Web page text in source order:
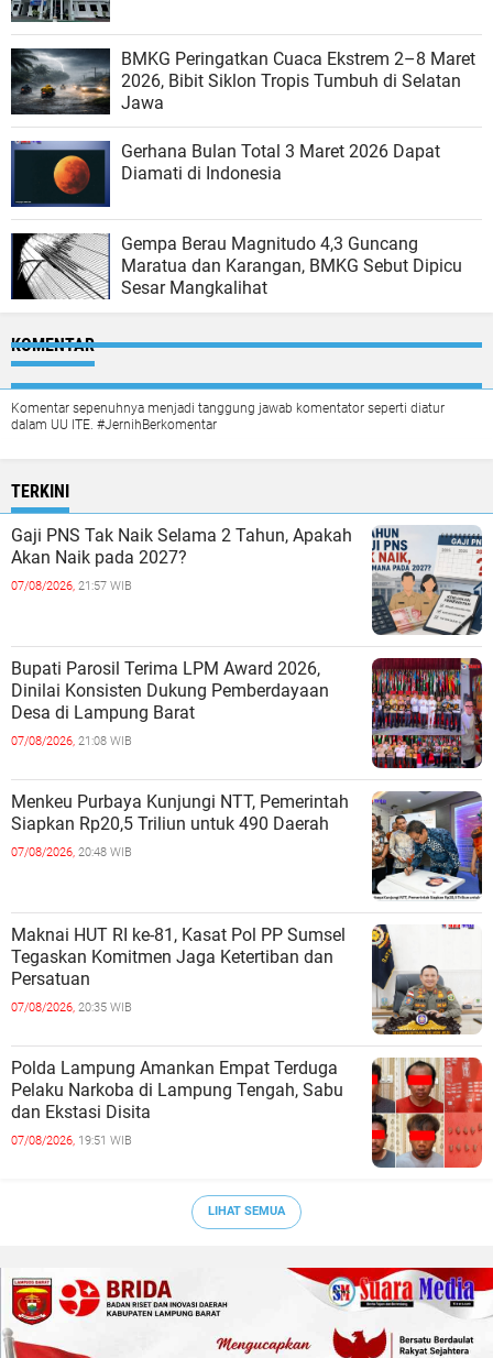
BMKG Peringatkan Cuaca Ekstrem 2–8 Maret
2026, Bibit Siklon Tropis Tumbuh di Selatan
Jawa
Gerhana Bulan Total 3 Maret 2026 Dapat
Diamati di Indonesia
Gempa Berau Magnitudo 4,3 Guncang
Maratua dan Karangan, BMKG Sebut Dipicu
Sesar Mangkalihat
KOMENTAR
Komentar sepenuhnya menjadi tanggung jawab komentator seperti diatur
dalam UU ITE. #JernihBerkomentar
TERKINI
Gaji PNS Tak Naik Selama 2 Tahun, Apakah
Akan Naik pada 2027?
07/08/2026, 21:57 WIB
Bupati Parosil Terima LPM Award 2026,
Dinilai Konsisten Dukung Pemberdayaan
Desa di Lampung Barat
07/08/2026, 21:08 WIB
Menkeu Purbaya Kunjungi NTT, Pemerintah
Siapkan Rp20,5 Triliun untuk 490 Daerah
07/08/2026, 20:48 WIB
Maknai HUT RI ke-81, Kasat Pol PP Sumsel
Tegaskan Komitmen Jaga Ketertiban dan
Persatuan
07/08/2026, 20:35 WIB
Polda Lampung Amankan Empat Terduga
Pelaku Narkoba di Lampung Tengah, Sabu
dan Ekstasi Disita
07/08/2026, 19:51 WIB
LIHAT SEMUA